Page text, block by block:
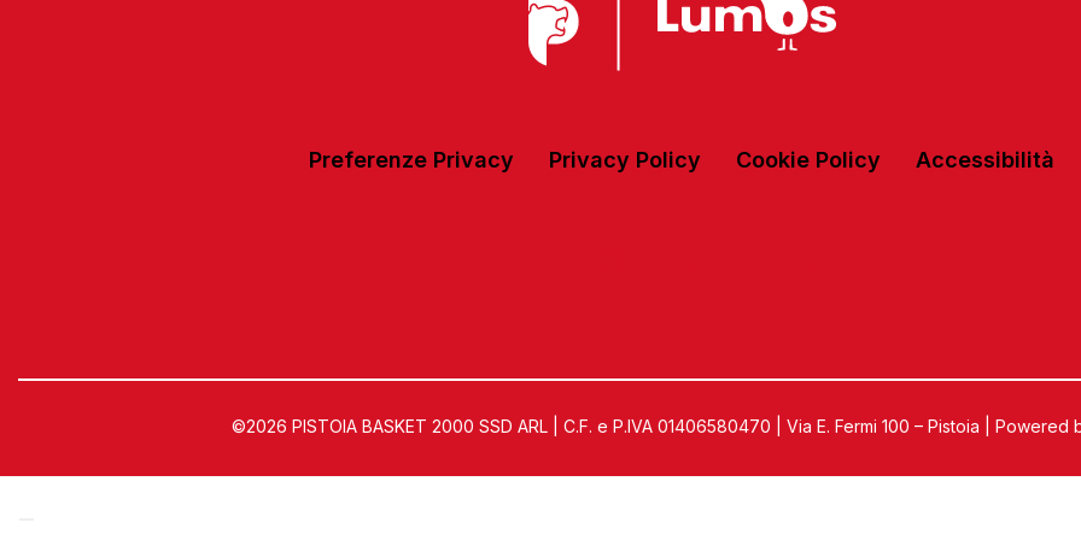
Preferenze Privacy Privacy Policy Cookie Policy Accessibilità
©2026 PISTOIA BASKET 2000 SSD ARL | C.F. e P.IVA 01406580470 | Via E. Fermi 100 – Pistoia | Powered